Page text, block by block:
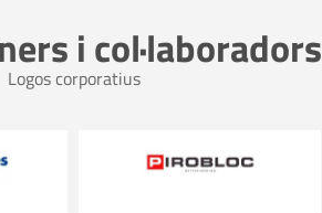
i col·laboradors
Logos corporatius